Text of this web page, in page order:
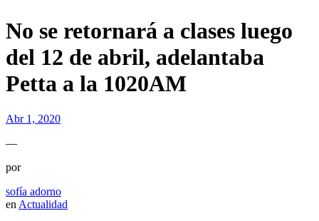
No se retornará a clases luego
del 12 de abril, adelantaba
Petta a la 1020AM
Abr 1, 2020
—
por
sofía adorno
en Actualidad